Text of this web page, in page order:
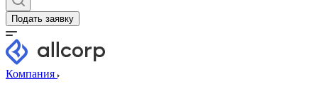
Подать заявку
Компания